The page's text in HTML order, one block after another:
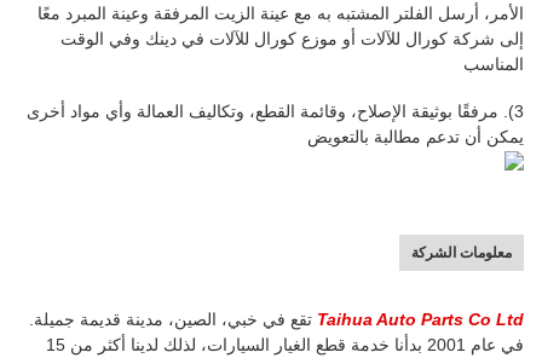
الأمر، أرسل الفلتر المشتبه به مع عينة الزيت المرفقة وعينة المبرد معًا
إلى شركة كورال للآلات أو موزع كورال للآلات في دينك وفي الوقت
المناسب
3). مرفقًا بوثيقة الإصلاح، وقائمة القطع، وتكاليف العمالة وأي مواد أخرى
يمكن أن تدعم مطالبة بالتعويض
معلومات الشركة
Taihua Auto Parts Co Ltd تقع في خبي، الصين، مدينة قديمة جميلة.
في عام 2001 بدأنا خدمة قطع الغيار السيارات، لذلك لدينا أكثر من 15